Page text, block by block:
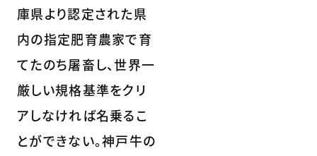
庫県より認定された県
内の指定肥育農家で育
てたのち屠畜し、世界一
厳しい規格基準をクリ
アしなければ名乗るこ
とができない。神戸牛の